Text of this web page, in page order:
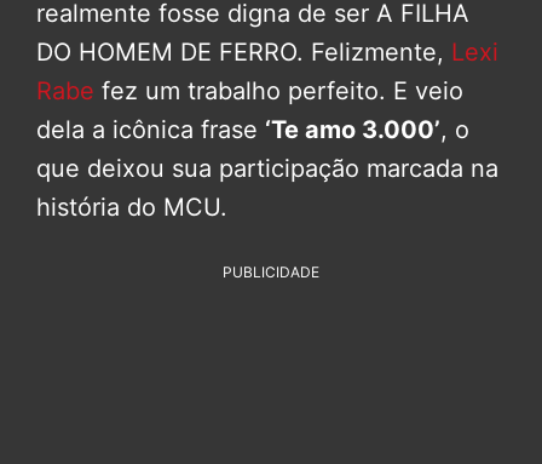
realmente fosse digna de ser A FILHA
DO HOMEM DE FERRO. Felizmente, Lexi
Rabe fez um trabalho perfeito. E veio
dela a icônica frase ‘Te amo 3.000’, o
que deixou sua participação marcada na
história do MCU.
PUBLICIDADE